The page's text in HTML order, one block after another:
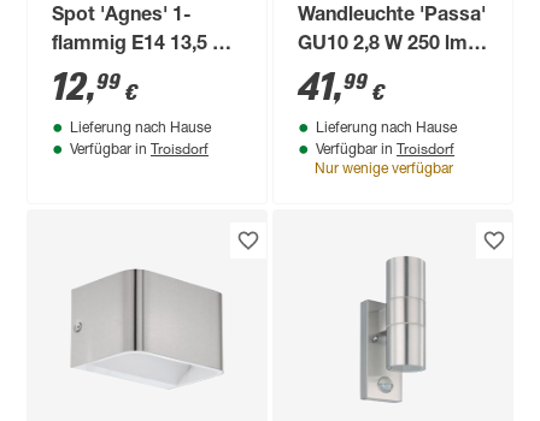
Spot 'Agnes' 1-
flammig E14 13,5 x 9
cm
12,99 €
Lieferung nach Hause
Verfügbar in Troisdorf
Wandleuchte 'Passa'
GU10 2,8 W 250 lm
warmweiß Ø 6 x 17
cm
41,99 €
Lieferung nach Hause
Verfügbar in Troisdorf
Nur wenige verfügbar